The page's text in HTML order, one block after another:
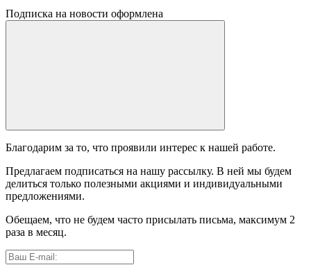
Подписка на новости оформлена
Благодарим за то, что проявили интерес к нашей работе.
Предлагаем подписаться на нашу рассылку. В ней мы будем
делиться только полезными акциями и индивидуальными
предложениями.
Обещаем, что не будем часто присылать письма, максимум 2
раза в месяц.